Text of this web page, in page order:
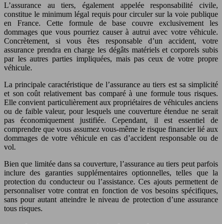
L’assurance au tiers, également appelée responsabilité civile,
constitue le minimum légal requis pour circuler sur la voie publique
en France. Cette formule de base couvre exclusivement les
dommages que vous pourriez causer à autrui avec votre véhicule.
Concrètement, si vous êtes responsable d’un accident, votre
assurance prendra en charge les dégâts matériels et corporels subis
par les autres parties impliquées, mais pas ceux de votre propre
véhicule.
La principale caractéristique de l’assurance au tiers est sa simplicité
et son coût relativement bas comparé à une formule tous risques.
Elle convient particulièrement aux propriétaires de véhicules anciens
ou de faible valeur, pour lesquels une couverture étendue ne serait
pas économiquement justifiée. Cependant, il est essentiel de
comprendre que vous assumez vous-même le risque financier lié aux
dommages de votre véhicule en cas d’accident responsable ou de
vol.
Bien que limitée dans sa couverture, l’assurance au tiers peut parfois
inclure des garanties supplémentaires optionnelles, telles que la
protection du conducteur ou l’assistance. Ces ajouts permettent de
personnaliser votre contrat en fonction de vos besoins spécifiques,
sans pour autant atteindre le niveau de protection d’une assurance
tous risques.